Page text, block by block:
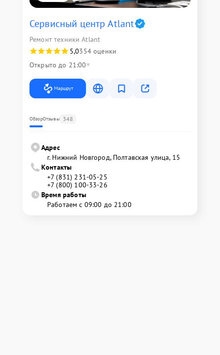
Сервисный центр Atlant
Ремонт техники Atlant
5,0354 оценки
Открыто до 21:00
Маршрут
ОбзорОтзывы 348
Адрес
г. Нижний Новгород, Полтавская улица, 15
Контакты
+7 (831) 231-05-25
+7 (800) 100-33-26
Время работы
Работаем с 09:00 до 21:00